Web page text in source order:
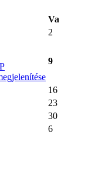
Va
2
9
16
23
30
6